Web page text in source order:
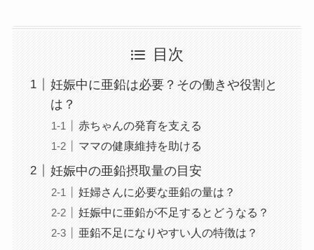
目次
妊娠中に亜鉛は必要？その働きや役割と
は？
赤ちゃんの発育を支える
ママの健康維持を助ける
妊娠中の亜鉛摂取量の目安
妊婦さんに必要な亜鉛の量は？
妊娠中に亜鉛が不足するとどうなる？
亜鉛不足になりやすい人の特徴は？